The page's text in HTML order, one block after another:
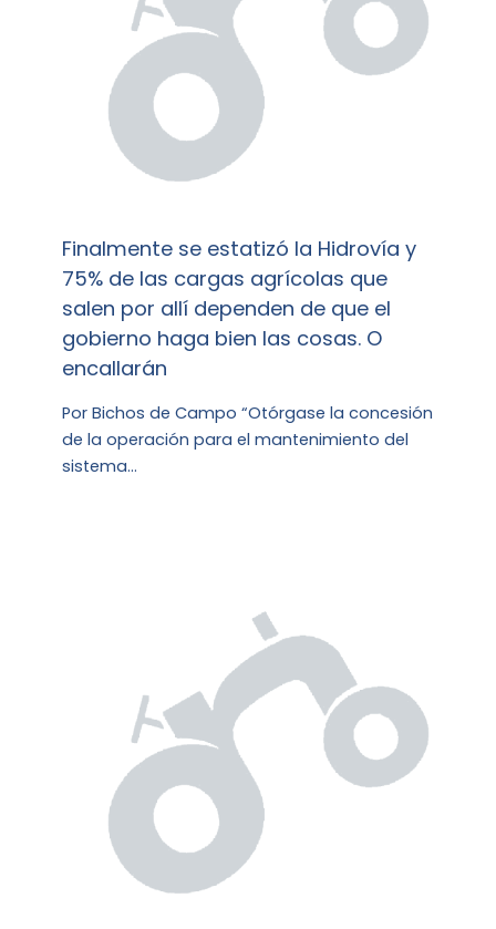
Finalmente se estatizó la Hidrovía y
75% de las cargas agrícolas que
salen por allí dependen de que el
gobierno haga bien las cosas. O
encallarán
Por Bichos de Campo “Otórgase la concesión
de la operación para el mantenimiento del
sistema…